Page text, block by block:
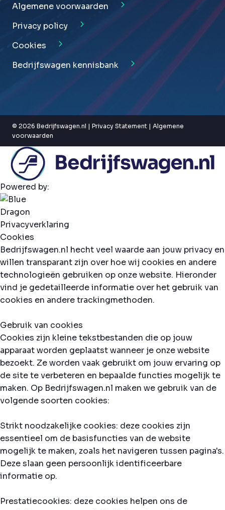
Algemene voorwaarden
Privacy policy
Cookies
Bedrijfswagen kennisbank
© 2026 Bedrijfswagen.nl | Privacy Statement | Algemene
voorwaarden
Powered by:
Privacyverklaring
Cookies
Bedrijfswagen.nl hecht veel waarde aan jouw privacy en
willen transparant zijn over hoe wij cookies en andere
technologieën gebruiken op onze website. Hieronder
vind je gedetailleerde informatie over het gebruik van
cookies en andere trackingmethoden.
Gebruik van cookies
Cookies zijn kleine tekstbestanden die op jouw
apparaat worden geplaatst wanneer je onze website
bezoekt. Ze worden vaak gebruikt om jouw ervaring op
de site te verbeteren en bepaalde functies mogelijk te
maken. Op Bedrijfswagen.nl maken we gebruik van de
volgende soorten cookies:
Strikt noodzakelijke cookies: deze cookies zijn
essentieel om de basisfuncties van de website
mogelijk te maken, zoals het navigeren tussen pagina's.
Deze slaan geen persoonlijk identificeerbare
informatie op.
Prestatiecookies: deze cookies helpen ons de